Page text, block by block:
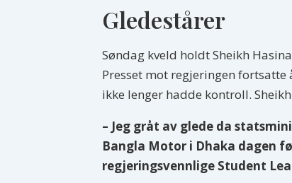
Gledestårer
Søndag kveld holdt Sheikh
Presset mot regjeringen
ikke lenger hadde kontroll.
– Jeg gråt av glede da
Bangla Motor i Dhaka dagen
regjeringsvennlige Student